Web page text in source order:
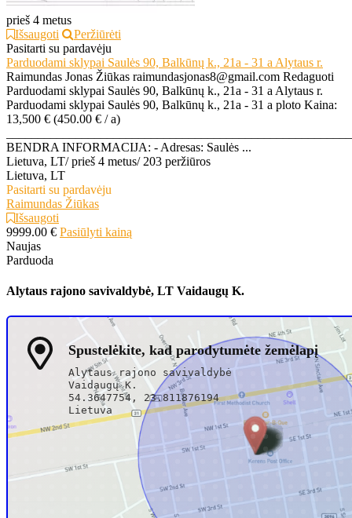
prieš 4 metus
Išsaugoti
Peržiūrėti
Pasitarti su pardavėju
Parduodami sklypai Saulės 90, Balkūnų k., 21a - 31 a Alytaus r.
Raimundas Jonas Žiūkas raimundasjonas8@gmail.com Redaguoti
Parduodami sklypai Saulės 90, Balkūnų k., 21a - 31 a Alytaus r.
Parduodami sklypai Saulės 90, Balkūnų k., 21a - 31 a ploto Kaina:
13,500 € (450.00 € / a)
BENDRA INFORMACIJA: - Adresas: Saulės ...
Lietuva, LT/ prieš 4 metus/ 203 peržiūros
Lietuva, LT
Pasitarti su pardavėju
Raimundas Žiūkas
Išsaugoti
9999.00 € Pasiūlyti kainą
Naujas
Parduoda
Alytaus rajono savivaldybė, LT Vaidaugų K.
Spustelėkite, kad parodytumėte žemėlapį
Alytaus rajono savivaldybė
Vaidaugų K.
54.3647754, 23.811876194
Lietuva
Rekomenduoti draugui Spausdinti sąrašą